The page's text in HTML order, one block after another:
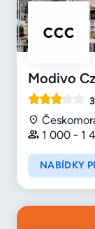
Modivo
1 000 - 1
NABÍDKY